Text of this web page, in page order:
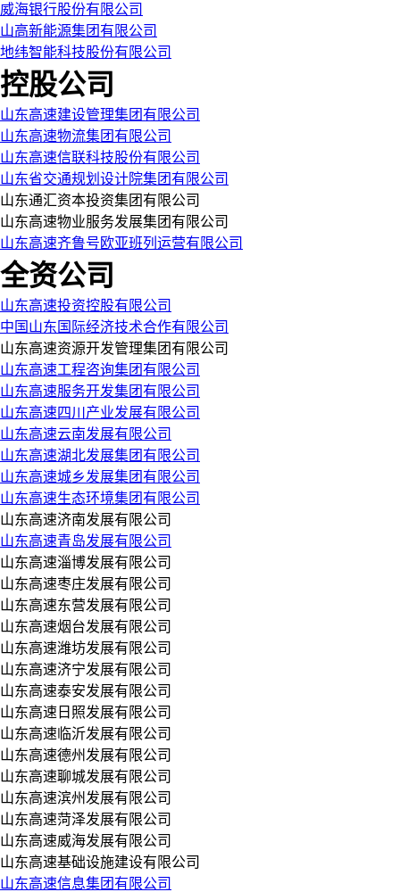
威海银行股份有限公司
山高新能源集团有限公司
地纬智能科技股份有限公司
控股公司
山东高速建设管理集团有限公司
山东高速物流集团有限公司
山东高速信联科技股份有限公司
山东省交通规划设计院集团有限公司
山东通汇资本投资集团有限公司
山东高速物业服务发展集团有限公司
山东高速齐鲁号欧亚班列运营有限公司
全资公司
山东高速投资控股有限公司
中国山东国际经济技术合作有限公司
山东高速资源开发管理集团有限公司
山东高速工程咨询集团有限公司
山东高速服务开发集团有限公司
山东高速四川产业发展有限公司
山东高速云南发展有限公司
山东高速湖北发展集团有限公司
山东高速城乡发展集团有限公司
山东高速生态环境集团有限公司
山东高速济南发展有限公司
山东高速青岛发展有限公司
山东高速淄博发展有限公司
山东高速枣庄发展有限公司
山东高速东营发展有限公司
山东高速烟台发展有限公司
山东高速潍坊发展有限公司
山东高速济宁发展有限公司
山东高速泰安发展有限公司
山东高速日照发展有限公司
山东高速临沂发展有限公司
山东高速德州发展有限公司
山东高速聊城发展有限公司
山东高速滨州发展有限公司
山东高速菏泽发展有限公司
山东高速威海发展有限公司
山东高速基础设施建设有限公司
山东高速信息集团有限公司